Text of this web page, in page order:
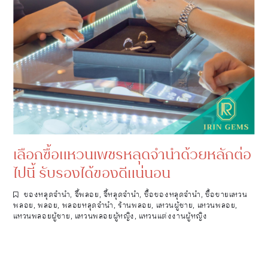
เลือกซื้อแหวนเพชรหลุดจำนำด้วยหลักต่อ
ไปนี้ รับรองได้ของดีแน่นอน
ของหลุดจำนำ, จี้พลอย, จี้หลุดจำนำ, ซื้อของหลุดจำนำ, ซื้อขายแหวน
พลอย, พลอย, พลอยหลุดจำนำ,ร้านพลอย, แหวนผู้ชาย, แหวนพลอย,
แหวนพลอยผู้ชาย, แหวนพลอยผู้หญิง, แหวนแต่งงานผู้หญิง